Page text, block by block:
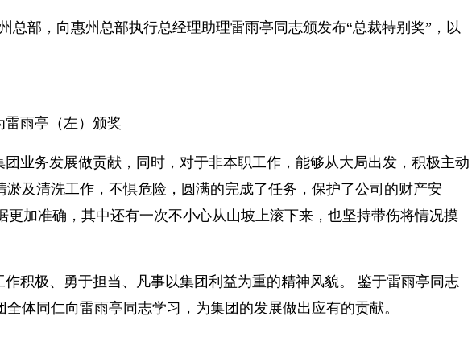
部，向惠州总部执行总经理助理雷雨亭同志颁发布“总裁特别奖”，以
雨亭（左）颁奖
业务发展做贡献，同时，对于非本职工作，能够从大局出发，积极主动
及清洗工作，不惧危险，圆满的完成了任务，保护了公司的财产安
加准确，其中还有一次不小心从山坡上滚下来，也坚持带伤将情况摸
积极、勇于担当、凡事以集团利益为重的精神风貌。 鉴于雷雨亭同志
体同仁向雷雨亭同志学习，为集团的发展做出应有的贡献。